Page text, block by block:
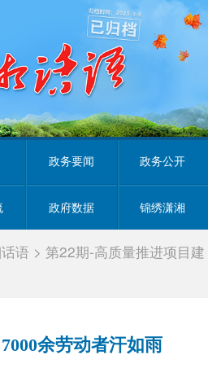
政务要闻 政务公开
政府数据 锦绣潇湘
语 > 第22期-高质量推进项目建
余劳动者汗如雨